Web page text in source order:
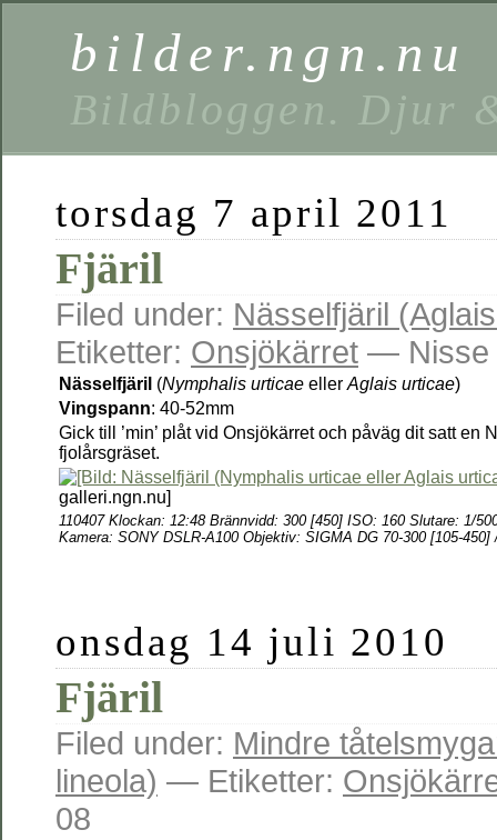
bilder.ngn.nu
Bildbloggen. Djur
torsdag 7 april 2011
Fjäril
Filed under: Nässelfjäril
Etiketter: Onsjökärret — Nisse
Nässelfjäril (Nymphalis urticae eller Aglais urticae)
Vingspann: 40-52mm
Gick till ’min’ plåt vid Onsjökärret och påväg dit satt en
fjolårsgräset.
galleri.ngn.nu]
110407Klockan: 12:48 Brännvidd: 300 [450] ISO: 160 Slutare: 1/
Kamera: SONY DSLR-A100 Objektiv: SIGMA DG 70-300 [105-450]
onsdag 14 juli 2010
Fjäril
Filed under: Mindre
lineola) — Etiketter:
08